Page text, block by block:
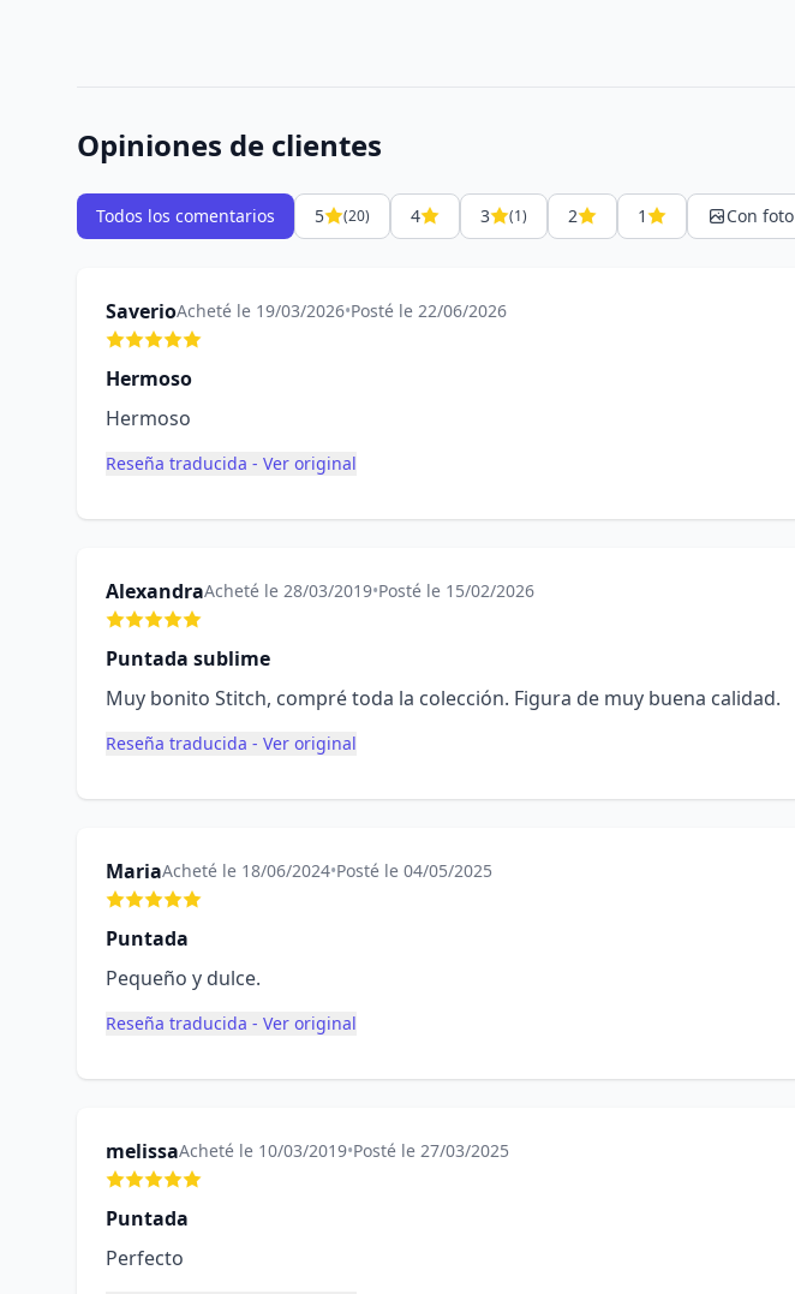
Opiniones de clientes
Todos los comentarios 5 (20) 4 3 (1) 2 1 Con foto
SaverioAcheté le 19/03/2026•Posté le 22/06/2026
Hermoso
Hermoso
Reseña traducida - Ver original
AlexandraAcheté le 28/03/2019•Posté le 15/02/2026
Puntada sublime
Muy bonito Stitch, compré toda la colección. Figura de muy buena calidad.
Reseña traducida - Ver original
MariaAcheté le 18/06/2024•Posté le 04/05/2025
Puntada
Pequeño y dulce.
Reseña traducida - Ver original
melissaAcheté le 10/03/2019•Posté le 27/03/2025
Puntada
Perfecto